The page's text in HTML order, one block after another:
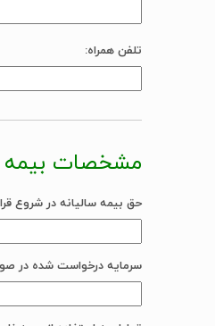
تلفن همراه:
مشخصات بیمه
حق بیمه سالیانه در شروع
سرمایه درخواست شده در